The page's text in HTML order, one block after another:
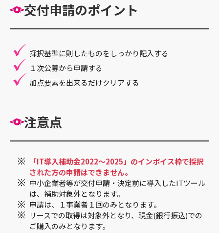
交付申請のポイント
採択基準に則したものをしっかり記入する
１次公募から申請する
加点要素を出来るだけクリアする
注意点
「IT導入補助金2022～2025」のインボイス枠で採択
された方の申請はできません。
中小企業者等が交付申請・決定前に導入したITツール
は、補助対象外となります。
申請は、１事業者１回のみとなります。
リースでの取得は対象外となり、現金(銀行振込)での
ご購入のみとなります。